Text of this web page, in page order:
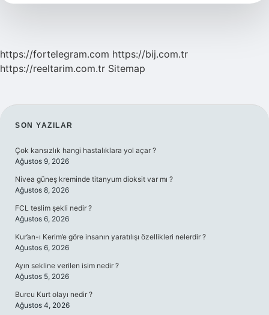
https://fortelegram.com https://bij.com.tr
https://reeltarim.com.tr Sitemap
SIDEBAR
SON YAZILAR
Çok kansızlık hangi hastalıklara yol açar ?
Ağustos 9, 2026
Nivea güneş kreminde titanyum dioksit var mı ?
Ağustos 8, 2026
FCL teslim şekli nedir ?
Ağustos 6, 2026
Kur’an-ı Kerim’e göre insanın yaratılışı özellikleri nelerdir ?
Ağustos 6, 2026
Ayın sekline verilen isim nedir ?
Ağustos 5, 2026
Burcu Kurt olayı nedir ?
Ağustos 4, 2026